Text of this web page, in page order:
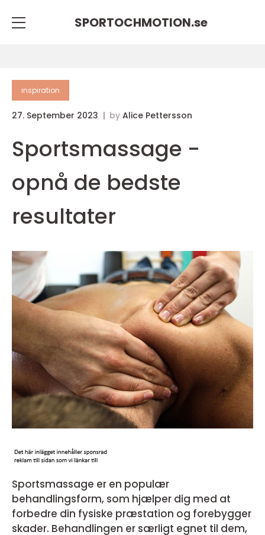
SPORTOCHMOTION.se
inspiration
27. September 2023 by Alice Pettersson
Sportsmassage -
opnå de bedste
resultater
Sportsmassage er en populær
behandlingsform, som hjælper dig med at
forbedre din fysiske præstation og forebygger
skader. Behandlingen er særligt egnet til dem,